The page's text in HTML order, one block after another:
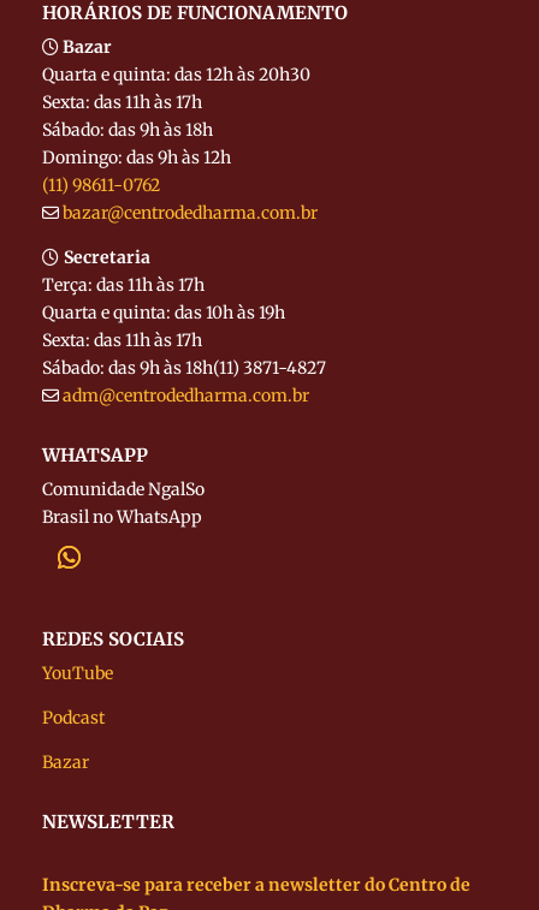
HORÁRIOS DE FUNCIONAMENTO
Bazar
Quarta e quinta: das 12h às 20h30
Sexta: das 11h às 17h
Sábado: das 9h às 18h
Domingo: das 9h às 12h
(11) 98611-0762
bazar@centrodedharma.com.br
Secretaria
Terça: das 11h às 17h
Quarta e quinta: das 10h às 19h
Sexta: das 11h às 17h
Sábado: das 9h às 18h(11) 3871-4827
adm@centrodedharma.com.br
WHATSAPP
Comunidade NgalSo
Brasil no WhatsApp
REDES SOCIAIS
YouTube
Podcast
Bazar
NEWSLETTER
Inscreva-se para receber a newsletter do Centro de